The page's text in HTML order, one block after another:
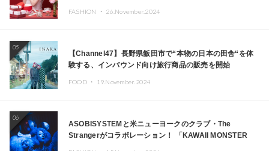
FASHION ・ 26.November.2024
05
【Channel47】長野県飯田市で“本物の日本の田舎“を体
験する、インバウンド向け旅行商品の販売を開始
FOOD ・ 19.November.2024
06
ASOBISYSTEMと米ニューヨークのクラブ・The
Strangerがコラボレーション！ 「KAWAII MONSTER